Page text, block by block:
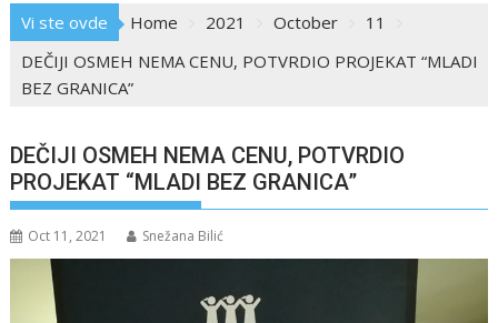
Vi ste ovde Home 2021 October
11
DEČIJI OSMEH NEMA CENU, POTVRDIO PROJEKAT “MLADI
BEZ GRANICA”
DEČIJI OSMEH NEMA CENU, POTVRDIO
PROJEKAT “MLADI BEZ GRANICA”
Oct 11, 2021 Snežana Bilić